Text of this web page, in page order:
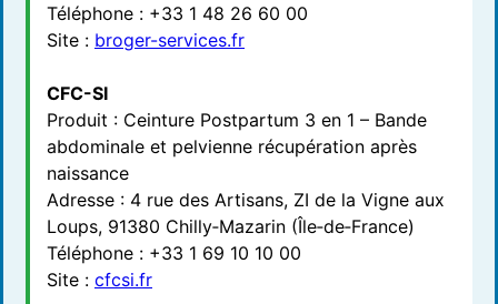
Téléphone : +33 1 48 26 60 00
Site : broger-services.fr
CFC-SI
Produit : Ceinture Postpartum 3 en 1 – Bande
abdominale et pelvienne récupération après
naissance
Adresse : 4 rue des Artisans, ZI de la Vigne aux
Loups, 91380 Chilly‑Mazarin (Île‑de‑France)
Téléphone : +33 1 69 10 10 00
Site : cfcsi.fr